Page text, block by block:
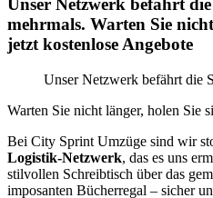
Unser Netzwerk befährt die
mehrmals. Warten Sie
jetzt kostenlose Angebote
Unser Netzwerk befährt die
Warten Sie nicht länger, holen Sie
Bei City Sprint Umzüge sind wir
Logistik-Netzwerk, das es uns
stilvollen Schreibtisch über das
imposanten Bücherregal – sicher